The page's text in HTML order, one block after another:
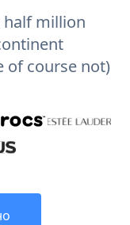
half million
of course not)